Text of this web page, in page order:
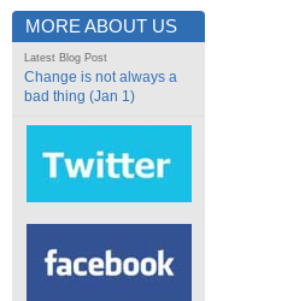
MORE ABOUT US
Latest Blog Post
Change is not always a
bad thing (Jan 1)